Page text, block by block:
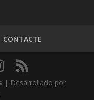
CONTACTE
| Desarrollado por